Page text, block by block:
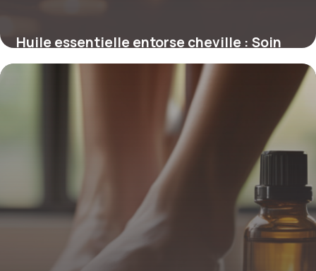
Huile essentielle entorse cheville : Soin
naturel